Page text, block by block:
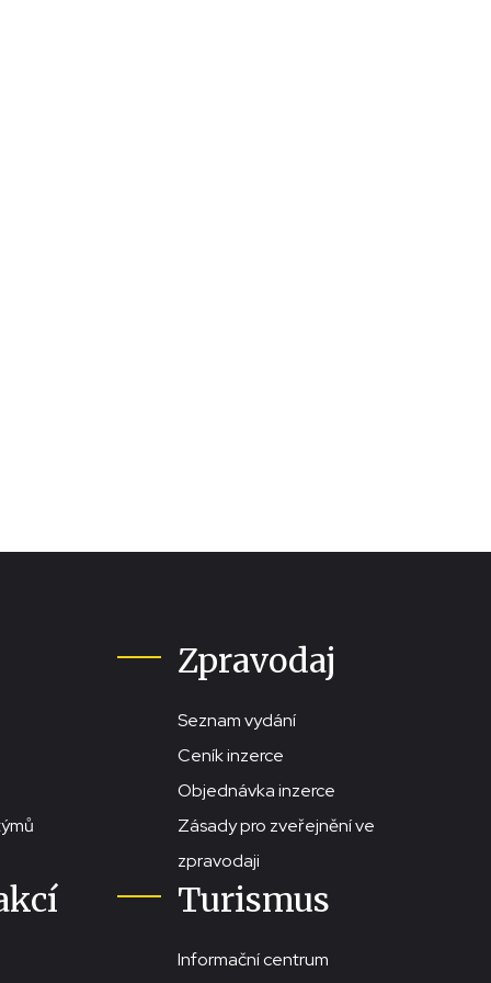
Zpravodaj
Seznam vydání
Ceník inzerce
Objednávka inzerce
Zásady pro zveřejnění ve
zpravodaji
Turismus
Informační centrum